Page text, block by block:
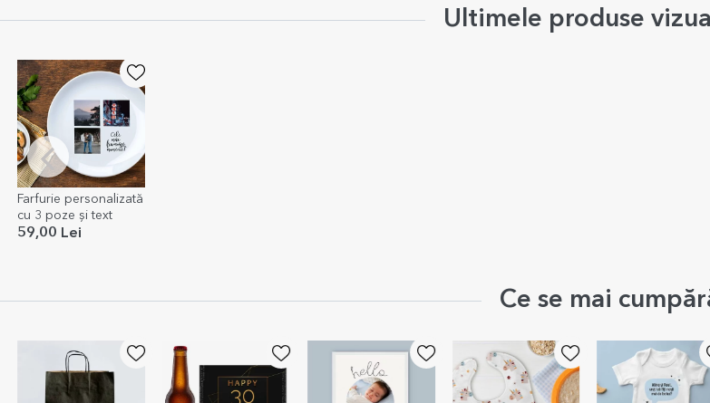
Ultimele produse
Farfurie personalizată
cu 3 poze și text
59,00 Lei
Ce se mai